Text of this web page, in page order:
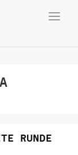
RUNDE